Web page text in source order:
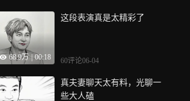
68.9万 00:18
这段表演真是太精彩了
60评论06-04
真夫妻聊天太有料，光聊一
些大人磕